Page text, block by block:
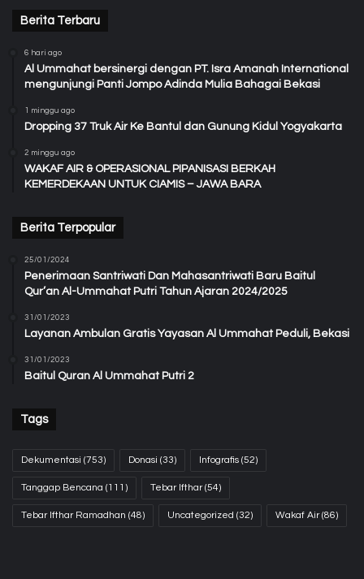
Berita Terbaru
6 hari ago
Al Ummahat bersinergi dengan PT. Isra Amanah International
mengunjungi Panti Jompo Adinda Mulia Bahagai Bekasi
1 minggu ago
Dropping 37 Truk Air Ke Bantul dan Gunung Kidul Yogyakarta
2 minggu ago
WAKAF AIR & OPERASIONAL PIPANISASI BERKAH
KEMERDEKAAN UNTUK CIAMIS – JAWA BARA
Berita Terpopular
25/01/2024
Penerimaan Santriwati Dan Mahasantriwati Baru Baitul
Qur’an Al-Ummahat Putri Tahun Ajaran 2024/2025
31/01/2023
Layanan Ambulan Gratis Yayasan Al Ummahat Peduli, Bekasi
31/01/2023
Baitul Quran Al Ummahat Putri 2
Tags
Dekumentasi (753) Donasi (33) Infografis (52)
Tanggap Bencana (111) Tebar Ifthar(54)
Tebar Ifthar Ramadhan (48) Uncategorized (32) Wakaf Air(86)